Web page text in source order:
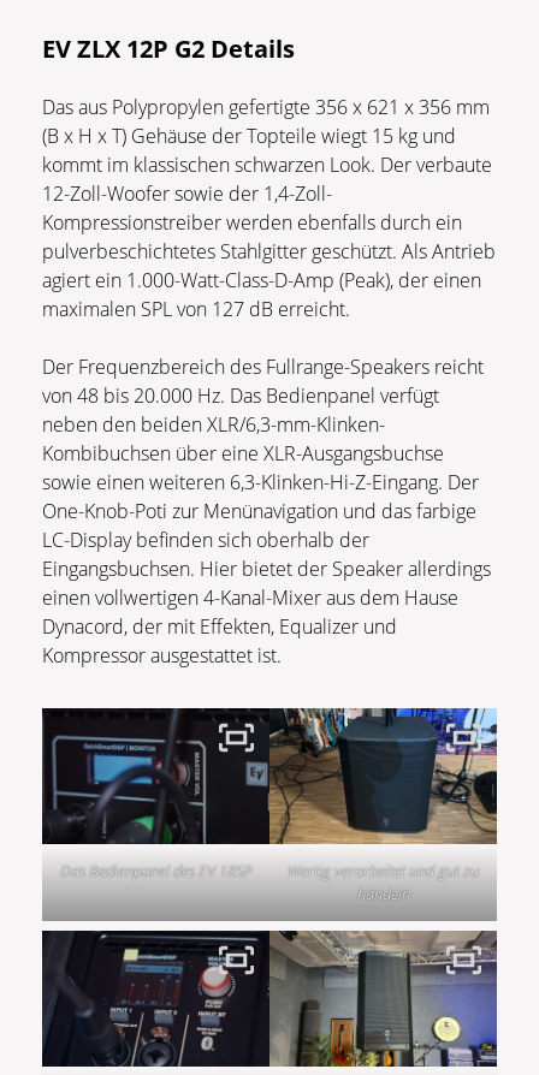
EV ZLX 12P G2 Details
Das aus Polypropylen gefertigte 356 x 621 x 356 mm
(B x H x T) Gehäuse der Topteile wiegt 15 kg und
kommt im klassischen schwarzen Look. Der verbaute
12-Zoll-Woofer sowie der 1,4-Zoll-
Kompressionstreiber werden ebenfalls durch ein
pulverbeschichtetes Stahlgitter geschützt. Als Antrieb
agiert ein 1.000-Watt-Class-D-Amp (Peak), der einen
maximalen SPL von 127 dB erreicht.
Der Frequenzbereich des Fullrange-Speakers reicht
von 48 bis 20.000 Hz. Das Bedienpanel verfügt
neben den beiden XLR/6,3-mm-Klinken-
Kombibuchsen über eine XLR-Ausgangsbuchse
sowie einen weiteren 6,3-Klinken-Hi-Z-Eingang. Der
One-Knob-Poti zur Menünavigation und das farbige
LC-Display befinden sich oberhalb der
Eingangsbuchsen. Hier bietet der Speaker allerdings
einen vollwertigen 4-Kanal-Mixer aus dem Hause
Dynacord, der mit Effekten, Equalizer und
Kompressor ausgestattet ist.
Das Bedienpanel des EV 18SP
Wertig verarbeitet und gut zu
händeln